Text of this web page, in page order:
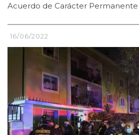
Acuerdo de Carácter Permanente
16/06/2022